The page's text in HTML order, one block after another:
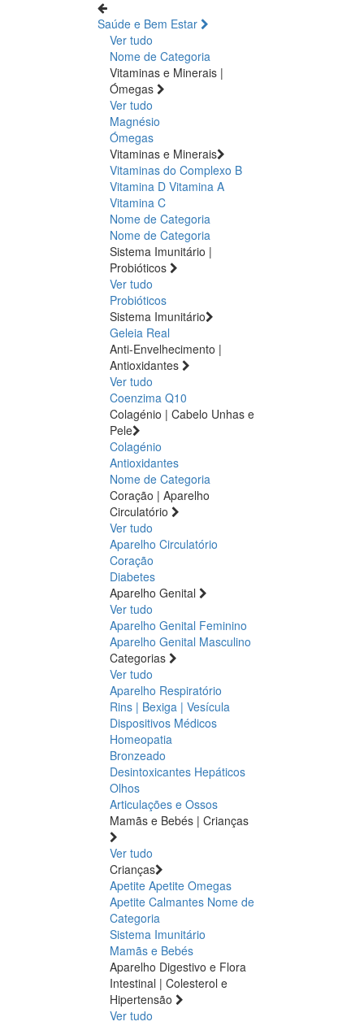
Saúde e Bem Estar
Ver tudo
Nome de Categoria
Vitaminas e Minerais |
Ómegas
Ver tudo
Magnésio
Ómegas
Vitaminas e Minerais
Vitaminas do Complexo B
Vitamina D Vitamina A
Vitamina C
Nome de Categoria
Nome de Categoria
Sistema Imunitário |
Probióticos
Ver tudo
Probióticos
Sistema Imunitário
Geleia Real
Anti-Envelhecimento |
Antioxidantes
Ver tudo
Coenzima Q10
Colagénio | Cabelo Unhas e
Pele
Colagénio
Antioxidantes
Nome de Categoria
Coração | Aparelho
Circulatório
Ver tudo
Aparelho Circulatório
Coração
Diabetes
Aparelho Genital
Ver tudo
Aparelho Genital Feminino
Aparelho Genital Masculino
Categorias
Ver tudo
Aparelho Respiratório
Rins | Bexiga | Vesícula
Dispositivos Médicos
Homeopatia
Bronzeado
Desintoxicantes Hepáticos
Olhos
Articulações e Ossos
Mamãs e Bebés | Crianças
Ver tudo
Crianças
Apetite Apetite Omegas
Apetite Calmantes Nome de
Categoria
Sistema Imunitário
Mamãs e Bebés
Aparelho Digestivo e Flora
Intestinal | Colesterol e
Hipertensão
Ver tudo